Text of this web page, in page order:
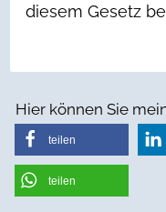
diesem Gesetz
Hier können Sie
teilen
teilen